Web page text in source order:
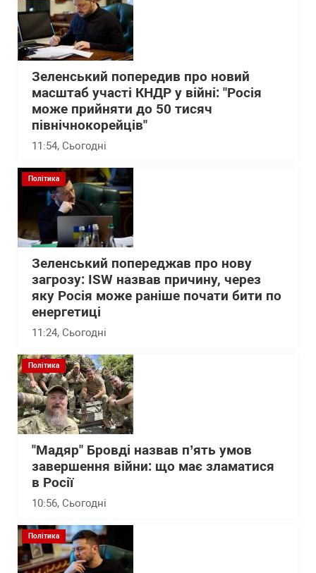
Зеленський попередив про новий
масштаб участі КНДР у війні: "Росія
може прийняти до 50 тисяч
північнокорейців"
11:54, Сьогодні
Політика
Зеленський попереджав про нову
загрозу: ISW назвав причину, через
яку Росія може раніше почати бити по
енергетиці
11:24, Сьогодні
Політика
"Мадяр" Бровді назвав п’ять умов
завершення війни: що має зламатися
в Росії
10:56, Сьогодні
Політика